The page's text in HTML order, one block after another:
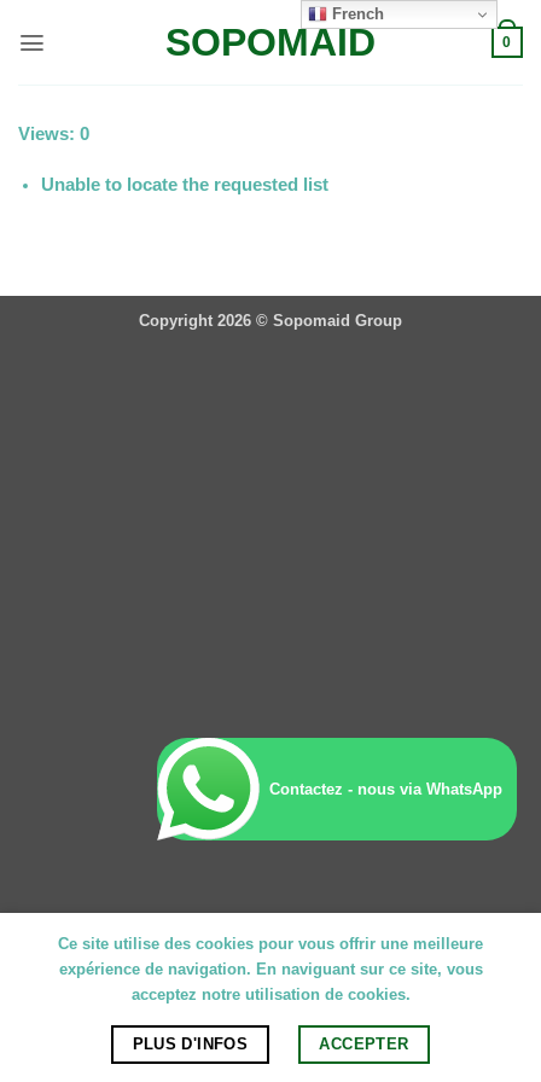
SOPOMAID 0
Views: 0
Unable to locate the requested list
Copyright 2026 © Sopomaid Group
French
Ce site utilise des cookies pour vous offrir une meilleure
expérience de navigation. En naviguant sur ce site, vous
acceptez notre utilisation de cookies.
PLUS D'INFOS ACCEPTER
Contactez - nous via WhatsApp